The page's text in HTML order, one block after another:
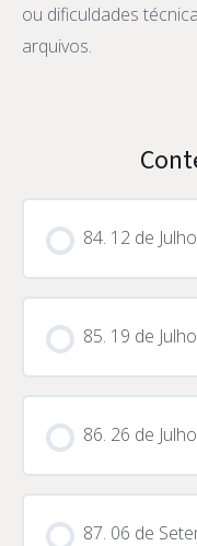
ou dificuldades
arquivos.
84. 12 de
85. 19 de
86. 26 de
87. 06 de